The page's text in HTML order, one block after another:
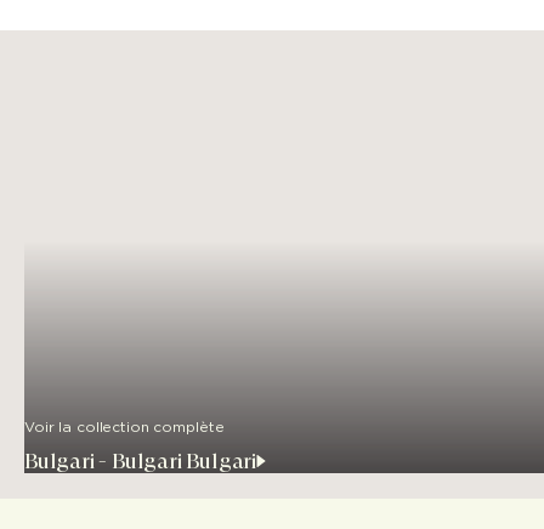
Voir la collection complète
Bulgari - Bulgari Bulgari